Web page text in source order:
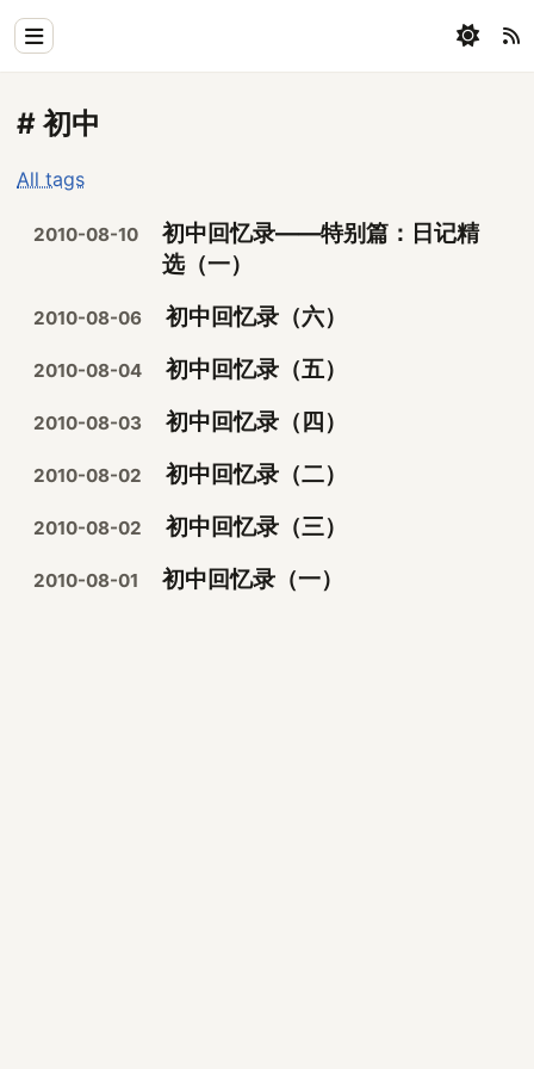
Home
All
# 初中
All tags
2010-08-10
初中回忆录——特别篇：日记精
选（一）
2010-08-06 初中回忆录（六）
2010-08-04 初中回忆录（五）
2010-08-03 初中回忆录（四）
2010-08-02 初中回忆录（二）
2010-08-02 初中回忆录（三）
2010-08-01 初中回忆录（一）